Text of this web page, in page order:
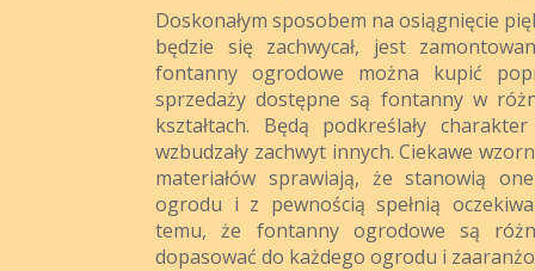
Doskonałym sposobem na osiągnięcie
będzie się zachwycał, jest
fontanny ogrodowe można kupić
sprzedaży dostępne są fontanny w
kształtach. Będą podkreślały
wzbudzały zachwyt innych. Ciekawe
materiałów sprawiają, że stanowią
ogrodu i z pewnością spełnią
temu, że fontanny ogrodowe są
dopasować do każdego ogrodu i